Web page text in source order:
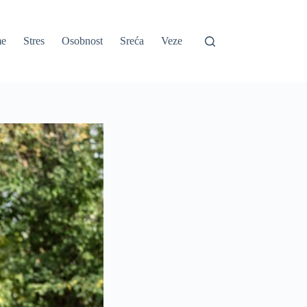
Stres Osobnost Sreća Veze